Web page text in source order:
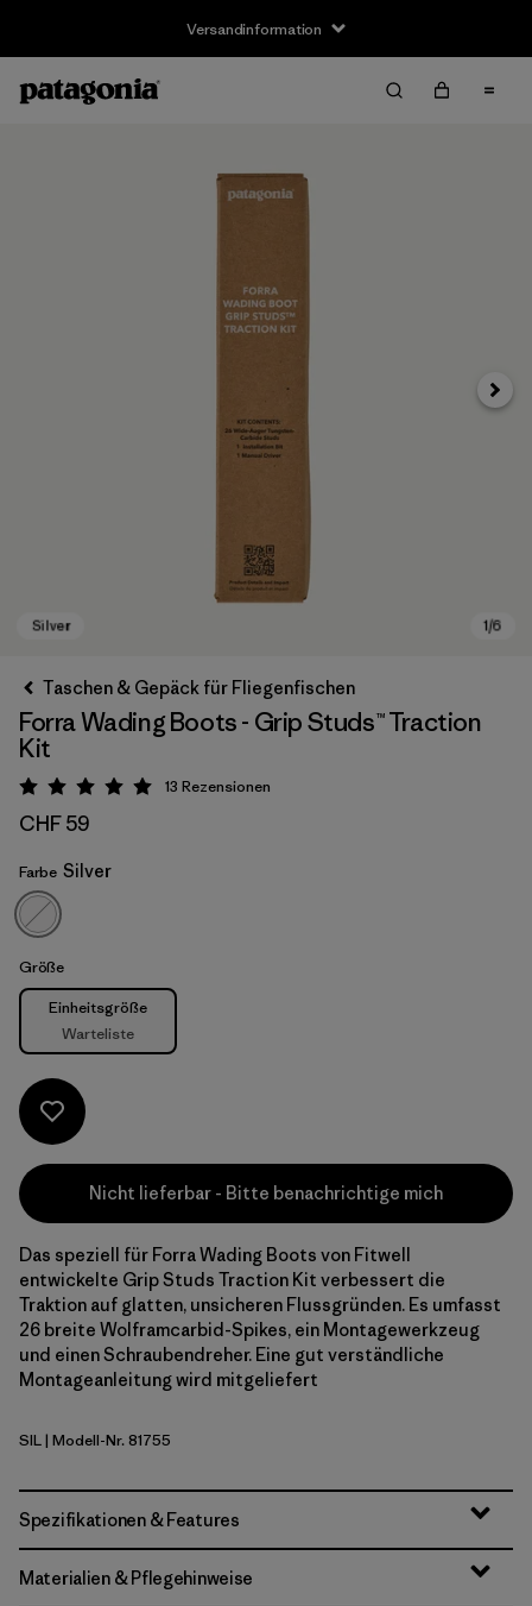
Versandinformation
Silver
Taschen & Gepäck für Fliegenfischen
Forra Wading Boots - Grip Studs™ Traction
Kit
Bewertung: 5 / 5
13 Rezensionen
CHF 59
Farbe Silver
Größe
Größe
Einheitsgröße
Warteliste
Nicht lieferbar - Bitte benachrichtige mich
Versandinformation, Rücksendung & Umtausch
Das speziell für Forra Wading Boots von Fitwell
entwickelte Grip Studs Traction Kit verbessert die
Traktion auf glatten, unsicheren Flussgründen. Es umfasst
26 breite Wolframcarbid-Spikes, ein Montagewerkzeug
und einen Schraubendreher. Eine gut verständliche
Montageanleitung wird mitgeliefert
Silver
SIL| Modell-Nr. 81755
Spezifikationen & Features
Materialien & Pflegehinweise